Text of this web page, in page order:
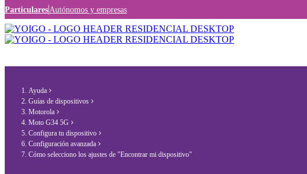
Particulares Autónomos y empresas
Ayuda
Guías de dispositivos
Motorola
Moto G34 5G
Configura tu dispositivo
Configuración avanzada
Cómo selecciono los ajustes de "Encontrar mi dispositivo"